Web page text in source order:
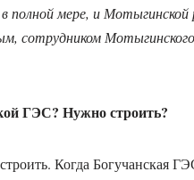
мере, и
сотрудником
ГЭС? Нужно строить?
Когда Богучанская